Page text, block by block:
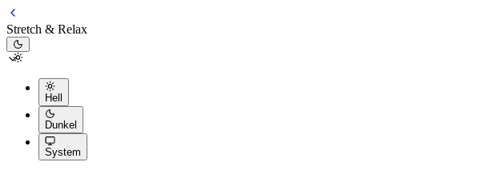
Stretch & Relax
Hell
Dunkel
System